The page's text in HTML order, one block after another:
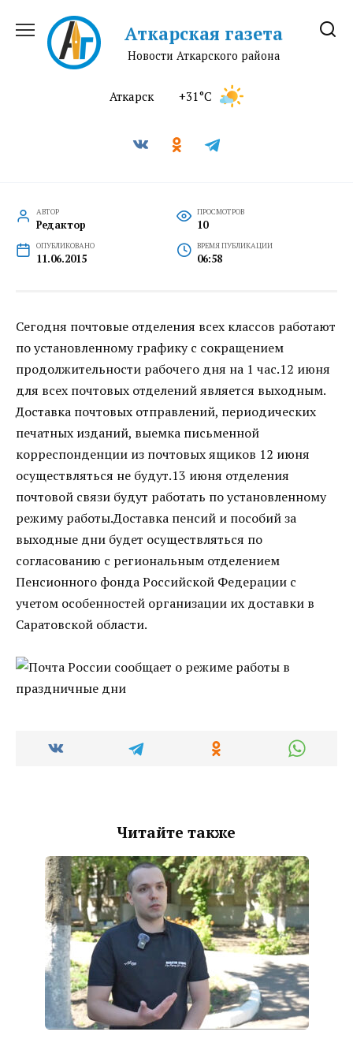
содержанию
Аткарская газета
Новости Аткарского района
Аткарск +31°C
АВТОР
Редактор
ПРОСМОТРОВ
10
ОПУБЛИКОВАНО
11.06.2015
ВРЕМЯ ПУБЛИКАЦИИ
06:58
Сегодня почтовые отделения всех классов работают
по установленному графику с сокращением
продолжительности рабочего дня на 1 час.12 июня
для всех почтовых отделений является выходным.
Доставка почтовых отправлений, периодических
печатных изданий, выемка письменной
корреспонденции из почтовых ящиков 12 июня
осуществляться не будут.13 июня отделения
почтовой связи будут работать по установленному
режиму работы.Доставка пенсий и пособий за
выходные дни будет осуществляться по
согласованию с региональным отделением
Пенсионного фонда Российской Федерации с
учетом особенностей организации их доставки в
Саратовской области.
Читайте также